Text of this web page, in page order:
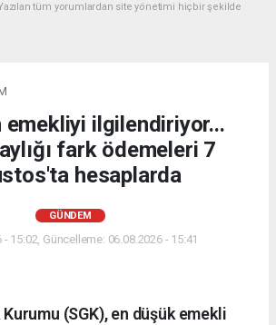
tüm yorumlardan site yönetimi hiçbir şekilde
emekliyi ilgilendiriyor...
fark ödemeleri 7
hesaplarda
GÜNDEM
- 15:02, Güncelleme: 06.08.2026 - 15:41
(SGK), en düşük emekli